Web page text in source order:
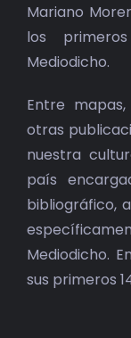
Mariano
los
Mediodicho.
Entre
otras
nuestra
país
bibliográfico,
Mediodicho.
sus primeros